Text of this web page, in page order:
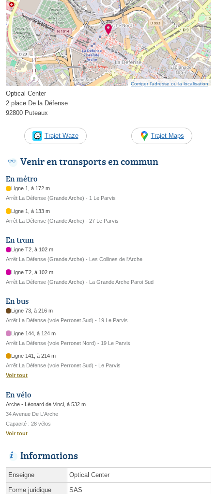
Corriger l’adresse ou la localisation
Optical Center
2 place De la Défense
92800 Puteaux
Trajet Waze Trajet Maps
Venir en transports en commun
En métro
Ligne 1, à 172 m
Arrêt La Défense (Grande Arche) - 1 Le Parvis
Ligne 1, à 133 m
Arrêt La Défense (Grande Arche) - 27 Le Parvis
En tram
Ligne T2, à 102 m
Arrêt La Défense (Grande Arche) - Les Collines de l'Arche
Ligne T2, à 102 m
Arrêt La Défense (Grande Arche) - La Grande Arche Paroi Sud
En bus
Ligne 73, à 216 m
Arrêt La Défense (voie Perronet Sud) - 19 Le Parvis
Ligne 144, à 124 m
Arrêt La Défense (voie Perronet Nord) - 19 Le Parvis
Ligne 141, à 214 m
Arrêt La Défense (voie Perronet Sud) - Le Parvis
Voir tout
En vélo
Arche - Léonard de Vinci, à 532 m
34 Avenue De L'Arche
Capacité : 28 vélos
Voir tout
Informations
Enseigne Optical Center
Forme juridique SAS